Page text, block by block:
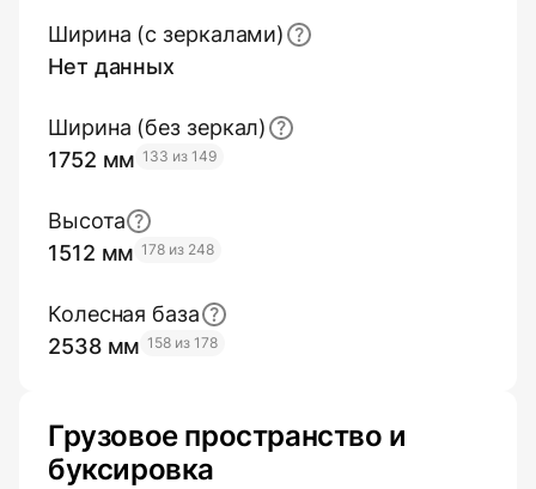
Ширина (с зеркалами)
Нет данных
Ширина (без зеркал)
1752 мм 133 из 149
Высота
1512 мм 178 из 248
Колесная база
2538 мм 158 из 178
Грузовое пространство и
буксировка